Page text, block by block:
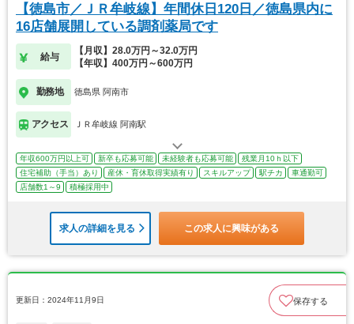
【徳島市／ＪＲ牟岐線】年間休日120日／徳島県内に
16店舗展開している調剤薬局です
給与
【月収】28.0万円～32.0万円
【年収】400万円～600万円
勤務地 徳島県 阿南市
アクセス ＪＲ牟岐線 阿南駅
年収600万円以上可 新卒も応募可能 未経験者も応募可能
残業月10ｈ以下
住宅補助（手当）あり
産休・育休取得実績有り スキルアップ 駅チカ
車通勤可
店舗数1～9
積極採用中
求人の詳細を見る この求人に興味がある
更新日：2024年11月9日 保存する